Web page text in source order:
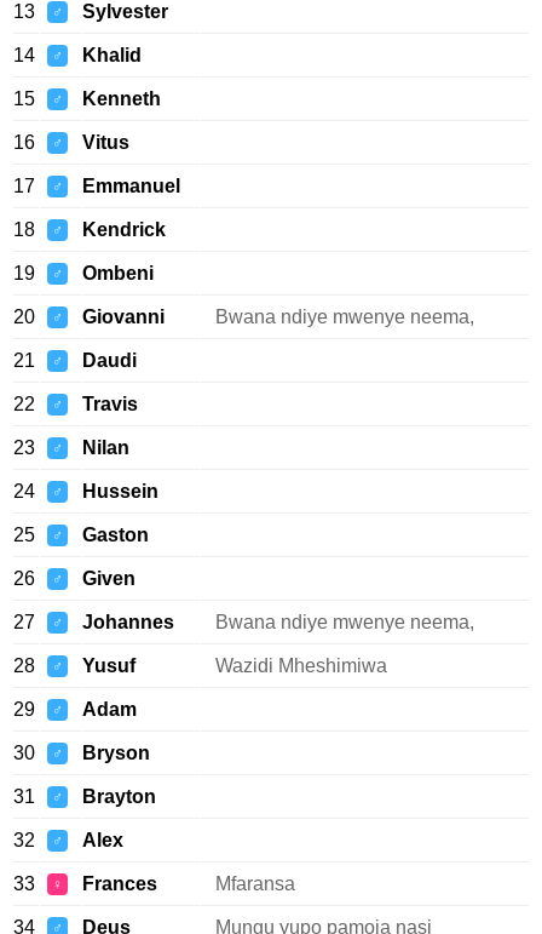
13 ♂ Sylvester
14 ♂ Khalid
15 ♂ Kenneth
16 ♂ Vitus
17 ♂ Emmanuel
18 ♂ Kendrick
19 ♂ Ombeni
20 ♂ Giovanni Bwana ndiye mwenye neema,
21 ♂ Daudi
22 ♂ Travis
23 ♂ Nilan
24 ♂ Hussein
25 ♂ Gaston
26 ♂ Given
27 ♂ Johannes Bwana ndiye mwenye neema,
28 ♂ Yusuf Wazidi Mheshimiwa
29 ♂ Adam
30 ♂ Bryson
31 ♂ Brayton
32 ♂ Alex
33 ♀ Frances Mfaransa
34 ♂ Deus Mungu yupo pamoja nasi